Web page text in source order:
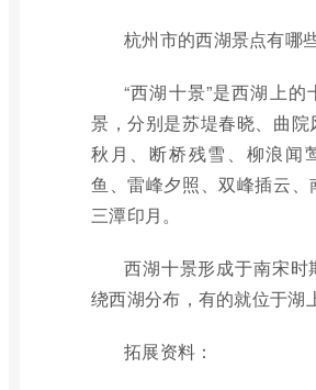
杭州市的西湖景点有哪
“西湖十景”是西湖上的
景，分别是苏堤春晓、曲院
秋月、断桥残雪、柳浪闻
鱼、雷峰夕照、双峰插云、
三潭印月。
西湖十景形成于南宋时
绕西湖分布，有的就位于湖
拓展资料：